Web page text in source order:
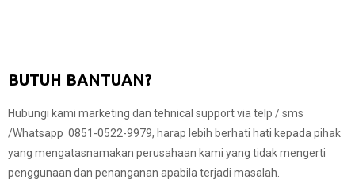
BUTUH BANTUAN?
Hubungi kami marketing dan tehnical support via telp / sms
/Whatsapp 0851-0522-9979, harap lebih berhati hati kepada pihak
yang mengatasnamakan perusahaan kami yang tidak mengerti
penggunaan dan penanganan apabila terjadi masalah.